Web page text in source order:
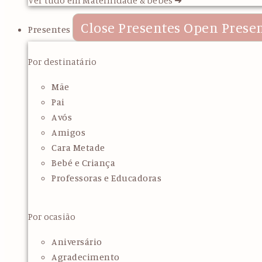
Presentes Close Presentes Open
Por destinatário
Mãe
Pai
Avós
Amigos
Cara Metade
Bebé e Criança
Professoras e Educadoras
Por ocasião
Aniversário
Agradecimento